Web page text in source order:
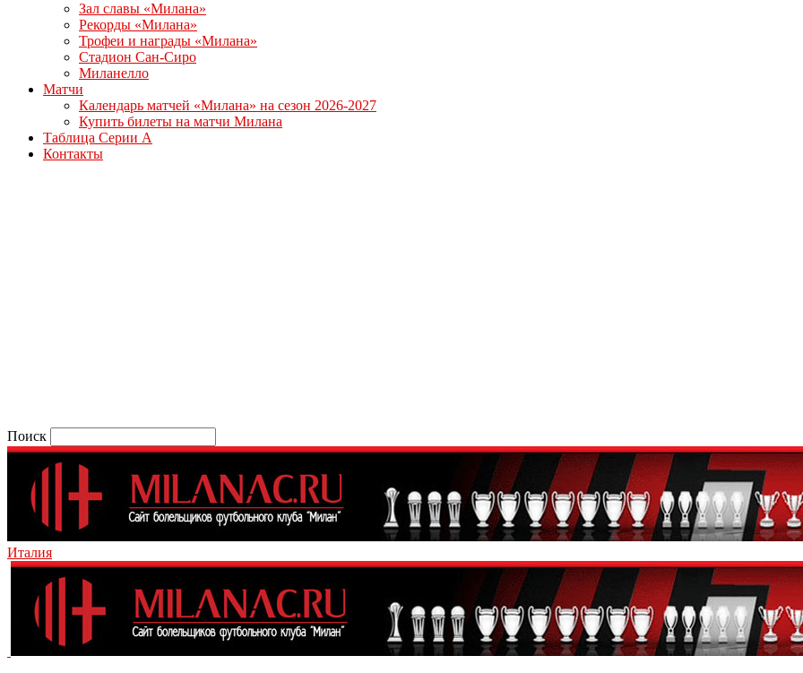
Зал славы «Милана»
Рекорды «Милана»
Трофеи и награды «Милана»
Стадион Сан-Сиро
Миланелло
Матчи
Календарь матчей «Милана» на сезон 2026-2027
Купить билеты на матчи Милана
Таблица Серии А
Контакты
Поиск
Италия